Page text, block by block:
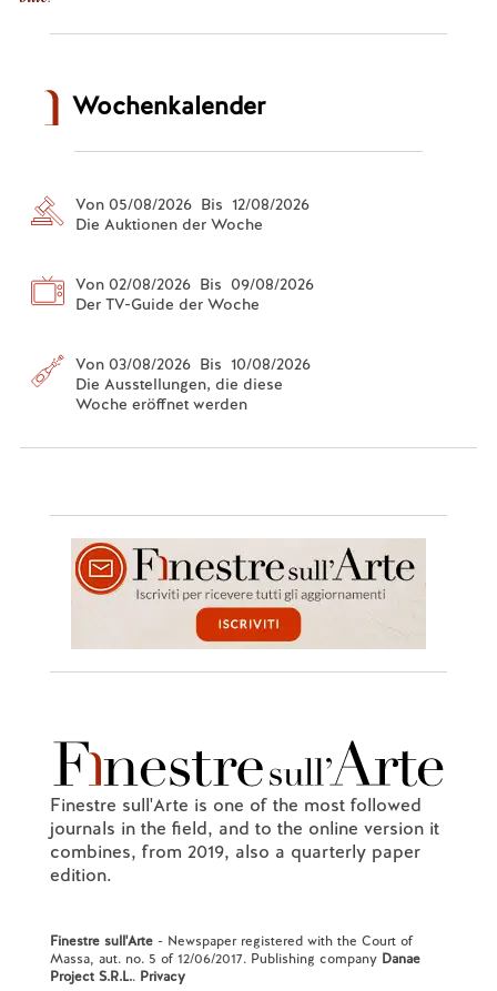
Wochenkalender
Von 05/08/2026 Bis 12/08/2026
Die Auktionen der Woche
Von 02/08/2026 Bis 09/08/2026
Der TV-Guide der Woche
Von 03/08/2026 Bis 10/08/2026
Die Ausstellungen, die diese
Woche eröffnet werden
Finestre sull'Arte is one of the most followed
journals in the field, and to the online version it
combines, from 2019, also a quarterly paper
edition.
Finestre sull'Arte- Newspaper registered with the Court of
Massa, aut. no. 5 of 12/06/2017. Publishing company Danae
Project S.R.L.. Privacy